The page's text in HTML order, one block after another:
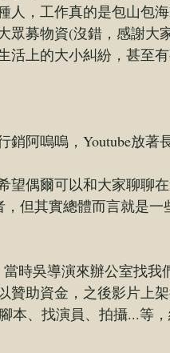
人，工作真的是包山包
眾募物資(沒錯，感謝大
活上的大小糾紛，甚至
銷阿嗚嗚，Youtube放著
望偶爾可以和大家聊聊
，但其實總體而言就是一
時吳導演來辦公室找
贊助資金，之後影片上
本、找演員、拍攝...等